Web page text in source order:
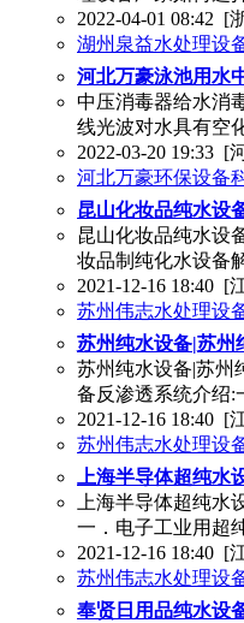
2022-04-01 08:42 [
湖州泉益水处理设
河北万豪泳池用水
中压消毒器给水消
线光波对水具有空
2022-03-20 19:33 [
河北万豪环保设备
昆山化妆品纯水设
昆山化妆品纯水设
妆品制纯化水设备
2021-12-16 18:40 [
苏州伟志水处理设
苏州纯水设备|苏州
苏州纯水设备|苏州
备反渗透系统介绍:
2021-12-16 18:40 [
苏州伟志水处理设
上海半导体超纯
上海半导体超纯
一．电子工业用超
2021-12-16 18:40 [
苏州伟志水处理设
奉贤日用品纯水设